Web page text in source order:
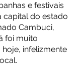
e festivais
capital do estado
Cambuci,
foi muito
infelizmente